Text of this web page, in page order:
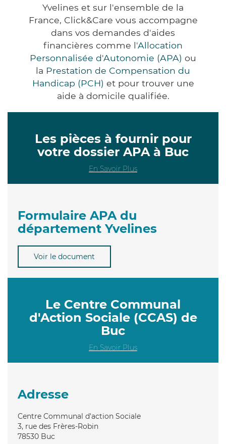
Yvelines et sur l'ensemble de la
France, Click&Care vous accompagne
dans vos demandes d'aides
financières comme l'Allocation
Personnalisée d'Autonomie (APA) ou
la Prestation de Compensation du
Handicap (PCH) et pour trouver une
aide à domicile qualifiée.
Les pièces à fournir pour
votre dossier APA à Buc
En Savoir Plus
Formulaire APA du
département Yvelines
Voir le document
Le Centre Communal
d'Action Sociale (CCAS) de
Buc
En Savoir Plus
Adresse
Centre Communal d'action Sociale
3, rue des Frères-Robin
78530 Buc